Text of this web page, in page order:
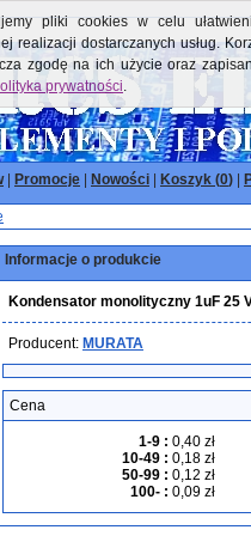
| Promocje Nowości Koszyk (0)
Informacje o produkcie
Kondensator monolityczny 1uF 25
Producent: MURATA
Cena
1-9 : 0,40 zł
10-49 : 0,18 zł
50-99 : 0,12 zł
100- : 0,09 zł
pliki cookies w celu
realizacji dostarczanych usług.
zgodę na ich użycie oraz
prywatności.